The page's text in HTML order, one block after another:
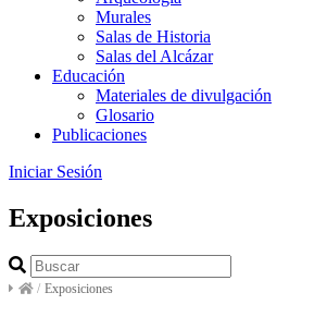
Murales
Salas de Historia
Salas del Alcázar
Educación
Materiales de divulgación
Glosario
Publicaciones
Iniciar Sesión
Exposiciones
/ Exposiciones